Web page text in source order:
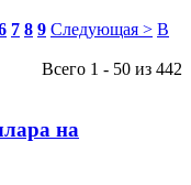
7 8 9 Следующая > В
Всего 1 - 50 из 442
на